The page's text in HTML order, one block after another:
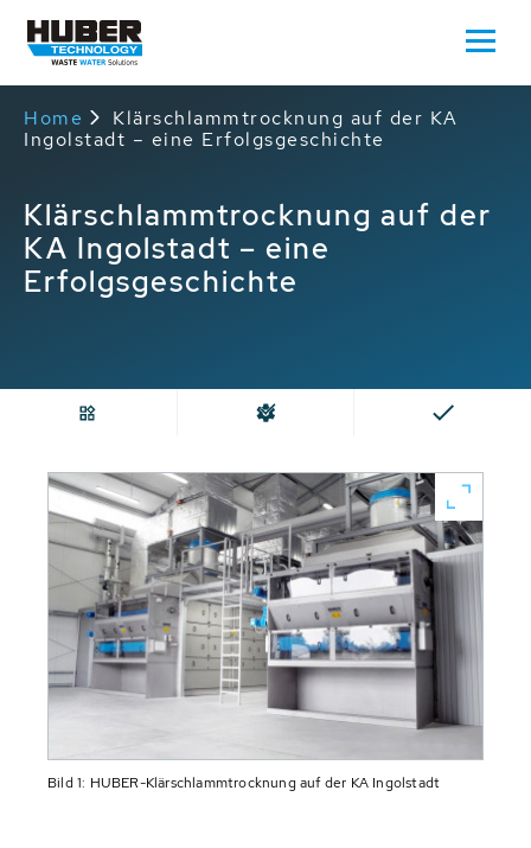
Home
Klärschlammtrocknung auf der KA
Ingolstadt – eine Erfolgsgeschichte
Klärschlammtrocknung auf der
KA Ingolstadt – eine
Erfolgsgeschichte
Bild 1: HUBER-Klärschlammtrocknung auf der KA Ingolstadt